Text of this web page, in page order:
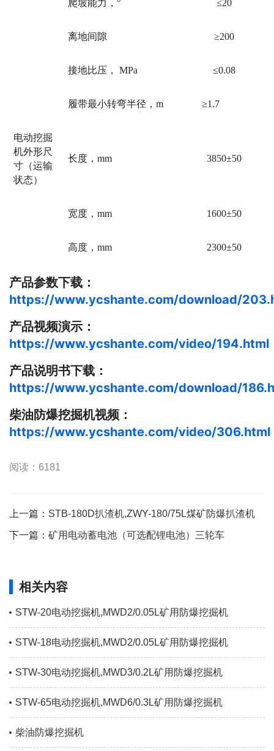
爬坡能力，° ≤20
离地间隙 ≥200
接地比压， MPa ≤0.08
履带最小转弯半径，m ≥1.7
电动挖掘
机外形尺
寸（运输
状态）
长度， mm 3850±50
宽度， mm 1600±50
高度， mm 2300±50
产品参数下载：
https://www.ycshante.com/download/
产品视频演示：
https://www.ycshante.com/video/194.html
产品说明书下载：
https://www.ycshante.com/download/
柴油防爆挖掘机视频：
https://www.ycshante.com/video/306.html
阅读：6181
上一篇： STB-180D扒渣机,ZWY-180/75L煤矿防爆扒渣机
下一篇： 矿用电动蓄电池（可选配锂电池）三轮车
相关内容
STW-20电动挖掘机,MWD2/0.05L矿用防爆挖掘机
STW-18电动挖掘机,MWD2/0.05L矿用防爆挖掘机
STW-30电动挖掘机,MWD3/0.2L矿用防爆挖掘机
STW-65电动挖掘机,MWD6/0.3L矿用防爆挖掘机
柴油防爆挖掘机